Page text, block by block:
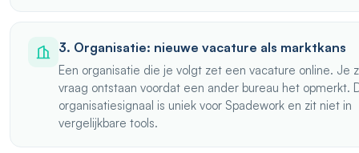
3. Organisatie: nieuwe vacature als marktkans
Een organisatie die je volgt zet een vacature online. Je
vraag ontstaan voordat een ander bureau het opmerkt.
organisatiesignaal is uniek voor Spadework en zit niet in
vergelijkbare tools.